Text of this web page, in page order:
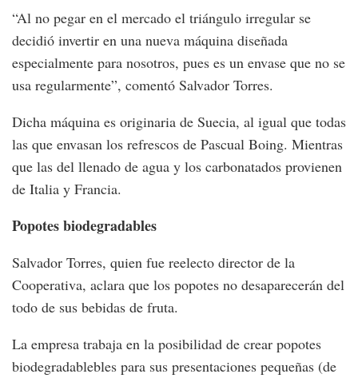
“Al no pegar en el mercado el triángulo irregular se
decidió invertir en una nueva máquina diseñada
especialmente para nosotros, pues es un envase que no se
usa regularmente”, comentó Salvador Torres.
Dicha máquina es originaria de Suecia, al igual que todas
las que envasan los refrescos de Pascual Boing. Mientras
que las del llenado de agua y los carbonatados provienen
de Italia y Francia.
Popotes biodegradables
Salvador Torres, quien fue reelecto director de la
Cooperativa, aclara que los popotes no desaparecerán del
todo de sus bebidas de fruta.
La empresa trabaja en la posibilidad de crear popotes
biodegradablebles para sus presentaciones pequeñas (de